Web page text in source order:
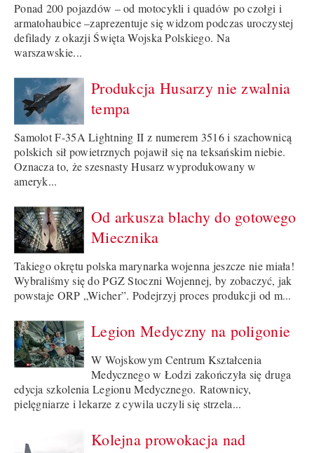
Ponad 200 pojazdów – od motocykli i quadów po czołgi i
armatohaubice –zaprezentuje się widzom podczas uroczystej
defilady z okazji Święta Wojska Polskiego. Na
warszawskie...
Produkcja Husarzy nie zwalnia
tempa
Samolot F-35A Lightning II z numerem 3516 i szachownicą
polskich sił powietrznych pojawił się na teksańskim niebie.
Oznacza to, że szesnasty Husarz wyprodukowany w
ameryk...
Od arkusza blachy do gotowego
Miecznika
Takiego okrętu polska marynarka wojenna jeszcze nie miała!
Wybraliśmy się do PGZ Stoczni Wojennej, by zobaczyć, jak
powstaje ORP „Wicher”. Podejrzyj proces produkcji od m...
Legion Medyczny na poligonie
W Wojskowym Centrum Kształcenia
Medycznego w Łodzi zakończyła się druga
edycja szkolenia Legionu Medycznego. Ratownicy,
pielęgniarze i lekarze z cywila uczyli się strzela...
Kolejna prowokacja nad